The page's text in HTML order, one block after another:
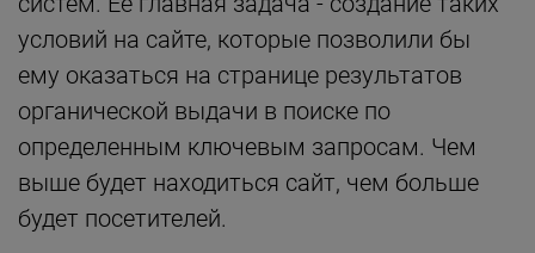
условий на сайте, которые позволили бы
ему оказаться на странице результатов
органической выдачи в поиске по
определенным ключевым запросам. Чем
выше будет находиться сайт, чем больше
будет посетителей.